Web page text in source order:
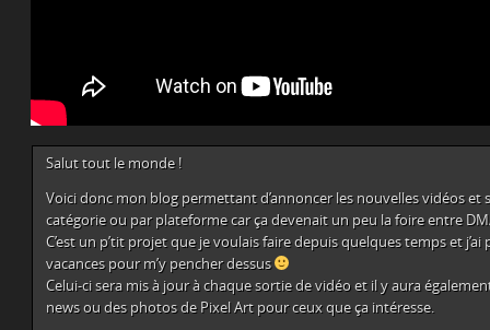
Salut tout le monde !
Voici donc mon blog permettant d’annoncer les nouvelles vidéos et
catégorie ou par plateforme car ça devenait un peu la foire entre
C’est un p’tit projet que je voulais faire depuis quelques temps et
vacances pour m’y pencher dessus
Celui-ci sera mis à jour à chaque sortie de vidéo et il y aura
news ou des photos de Pixel Art pour ceux que ça intéresse.